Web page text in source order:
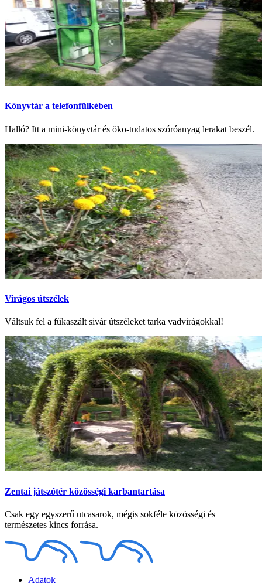
Könyvtár a telefonfülkében
Halló? Itt a mini-könyvtár és öko-tudatos szóróanyag lerakat beszél.
Virágos útszélek
Váltsuk fel a fűkaszált sivár útszéleket tarka vadvirágokkal!
Zentai játszótér közösségi karbantartása
Csak egy egyszerű utcasarok, mégis sokféle közösségi és
természetes kincs forrása.
Adatok